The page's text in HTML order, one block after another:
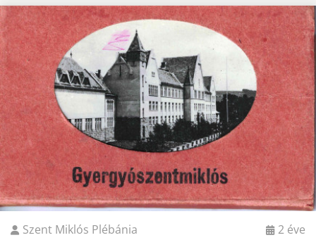
Szent Miklós Plébánia 2 éve